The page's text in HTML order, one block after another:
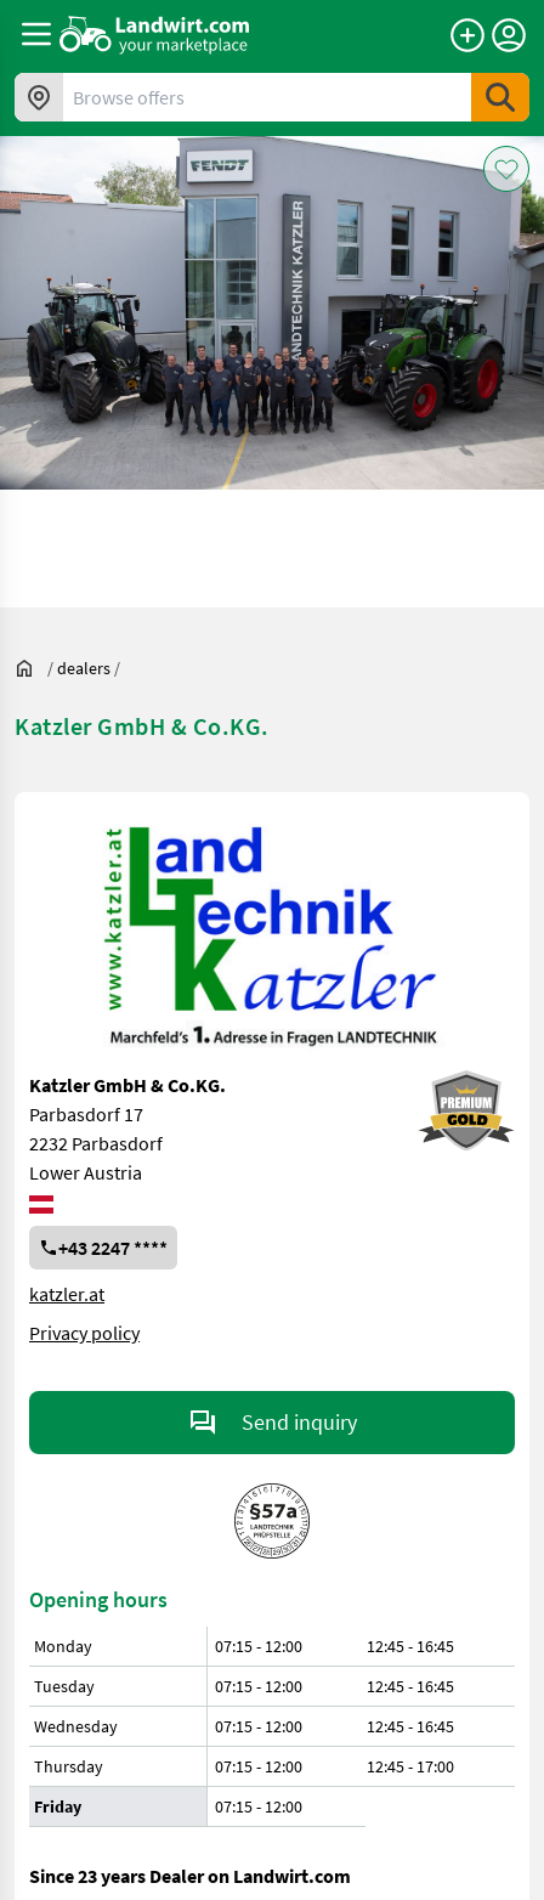
Browse offers
/dealers /
Katzler GmbH & Co.KG.
Katzler GmbH & Co.KG.
Parbasdorf 17
2232 Parbasdorf
Lower Austria
+43 2247 ****
katzler.at
Privacy policy
Send inquiry
Opening hours
Monday 07:15 - 12:00
12:45 - 16:45
Tuesday
07:15 - 12:00
12:45 - 16:45
Wednesday
07:15 - 12:00
12:45 - 16:45
Thursday
07:15 - 12:00
12:45 - 17:00
Friday
07:15- 12:00
Since 23 years Dealer on Landwirt.com